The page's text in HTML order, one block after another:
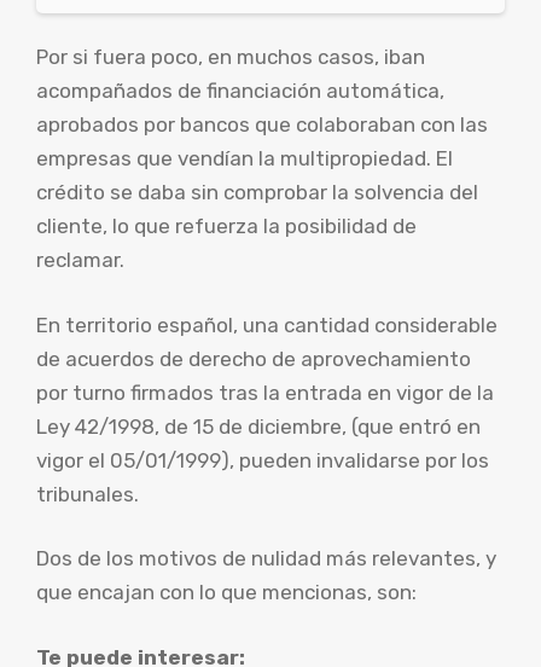
Por si fuera poco, en muchos casos, iban
acompañados de financiación automática,
aprobados por bancos que colaboraban con las
empresas que vendían la multipropiedad. El
crédito se daba sin comprobar la solvencia del
cliente, lo que refuerza la posibilidad de
reclamar.
En territorio español, una cantidad considerable
de acuerdos de derecho de aprovechamiento
por turno firmados tras la entrada en vigor de la
Ley 42/1998, de 15 de diciembre, (que entró en
vigor el 05/01/1999), pueden invalidarse por los
tribunales.
Dos de los motivos de nulidad más relevantes, y
que encajan con lo que mencionas, son:
Te puede interesar: